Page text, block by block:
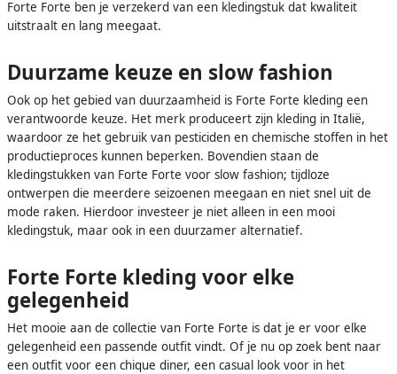
Forte Forte ben je verzekerd van een kledingstuk dat kwaliteit
uitstraalt en lang meegaat.
Duurzame keuze en slow fashion
Ook op het gebied van duurzaamheid is Forte Forte kleding een
verantwoorde keuze. Het merk produceert zijn kleding in Italië,
waardoor ze het gebruik van pesticiden en chemische stoffen in het
productieproces kunnen beperken. Bovendien staan de
kledingstukken van Forte Forte voor slow fashion; tijdloze
ontwerpen die meerdere seizoenen meegaan en niet snel uit de
mode raken. Hierdoor investeer je niet alleen in een mooi
kledingstuk, maar ook in een duurzamer alternatief.
Forte Forte kleding voor elke
gelegenheid
Het mooie aan de collectie van Forte Forte is dat je er voor elke
gelegenheid een passende outfit vindt. Of je nu op zoek bent naar
een outfit voor een chique diner, een casual look voor in het